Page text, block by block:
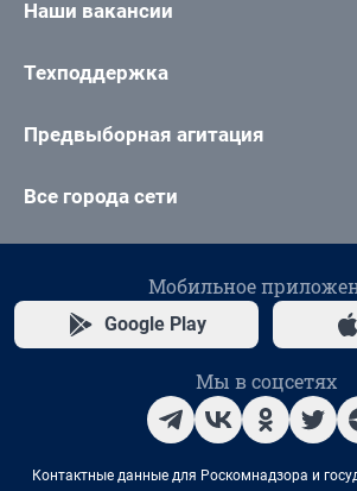
Наши вакансии
Техподдержка
Предвыборная агитация
Все города сети
Мобильное
Google Play
Мы в соцсетях
Контактные данные для Роскомнадзора и